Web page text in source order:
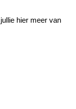
hier meer van